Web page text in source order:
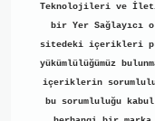
Teknolojileri ve
bir Yer Sağlayıcı
sitedeki içerikleri
yükümlülüğümüz
içeriklerin
bu sorumluluğu